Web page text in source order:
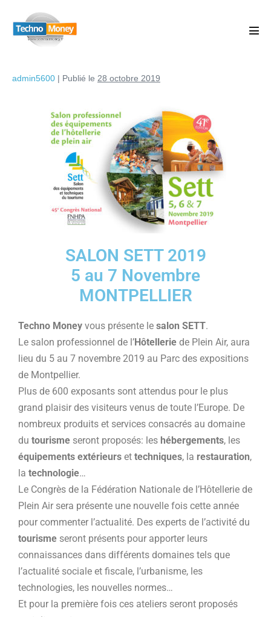
admin5600 | Publié le 28 octobre 2019
SALON SETT 2019
5 au 7 Novembre
MONTPELLIER
Techno Money vous présente le salon SETT.
Le salon professionnel de l’Hôtellerie de Plein Air, aura
lieu du 5 au 7 novembre 2019 au Parc des expositions
de Montpellier.
Plus de 600 exposants sont attendus pour le plus
grand plaisir des visiteurs venus de toute l’Europe. De
nombreux produits et services consacrés au domaine
du tourisme seront proposés: les hébergements, les
équipements extérieurs et techniques, la restauration,
la technologie…
Le Congrès de la Fédération Nationale de l’Hôtellerie de
Plein Air sera présente une nouvelle fois cette année
pour commenter l’actualité. Des experts de l’activité du
tourisme seront présents pour apporter leurs
connaissances dans différents domaines tels que
l’actualité sociale et fiscale, l’urbanisme, les
technologies, les nouvelles normes…
Et pour la première fois ces ateliers seront proposés